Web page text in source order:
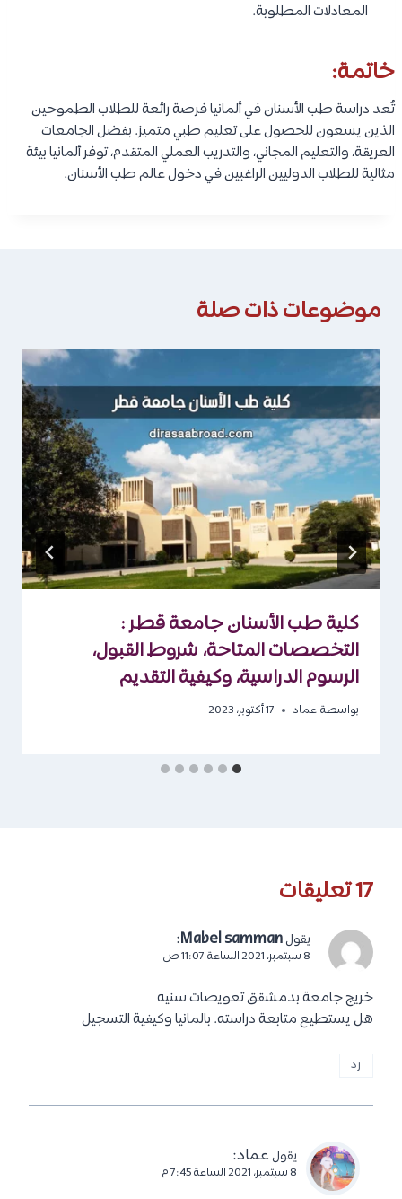
المعادلات المطلوبة.
خاتمة:
تُعد دراسة طب الأسنان في ألمانيا فرصة رائعة للطلاب الطموحين
الذين يسعون للحصول على تعليم طبي متميز. بفضل الجامعات
العريقة، والتعليم المجاني، والتدريب العملي المتقدم، توفر ألمانيا بيئة
مثالية للطلاب الدوليين الراغبين في دخول عالم طب الأسنان.
موضوعات ذات صلة
كلية طب الأسنان جامعة قطر :
التخصصات المتاحة، شروط القبول،
الرسوم الدراسية، وكيفية التقديم
بواسطة عماد 17 أكتوبر، 2023
17 تعليقات
يقول Mabel samman
:
8 سبتمبر، 2021 الساعة 11:07 ص
خريج جامعة بدمشقق تعويصات سنيه
هل يستطيع متابعة دراسته. بالمانيا وكيفية التسجيل
رد
يقول عماد:
8 سبتمبر، 2021 الساعة 7:45 م